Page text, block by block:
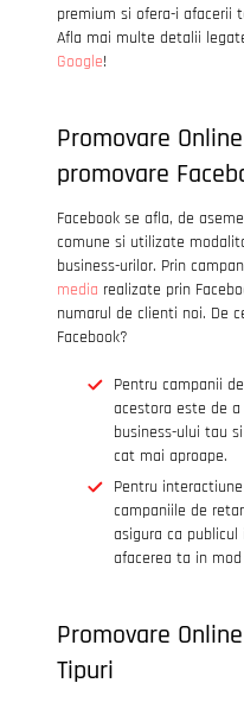
premium si ofera-i afacerii
Afla mai multe detalii
Google!
Promovare
promovare
Facebook se afla, de
comune si utilizate
business-urilor. Prin
media realizate prin
numarul de clienti noi. De
Facebook?
Pentru campanii
acestora este de
business-ului tau
cat mai aproape.
Pentru
campaniile de
asigura ca
afacerea ta in
Promovare
Tipuri